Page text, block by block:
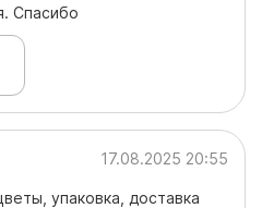
Спасибо
17.08.2025 20:55
упаковка, доставка